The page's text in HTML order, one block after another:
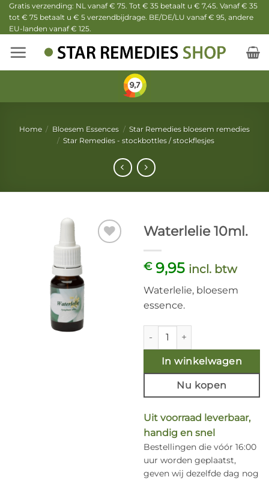
Ga
naar
inhoud
Gratis verzending: NL vanaf € 75. Tot € 35 betaalt u € 7,45. Vanaf € 35
tot € 75 betaalt u € 5 verzendbijdrage. BE/DE/LU vanaf € 95, andere
EU-landen vanaf € 125.
Home / Bloesem Essences / Star Remedies bloesem remedies
/ Star Remedies - stockbottles / stockflesjes
Waterlelie 10ml.
€9,95 incl. btw
Waterlelie, bloesem
essence.
Waterlelie 10ml. aantal
In winkelwagen
Nu kopen
Uit voorraad leverbaar,
handig en snel
Bestellingen die vóór 16:00
uur worden geplaatst,
geven wij dezelfde dag nog